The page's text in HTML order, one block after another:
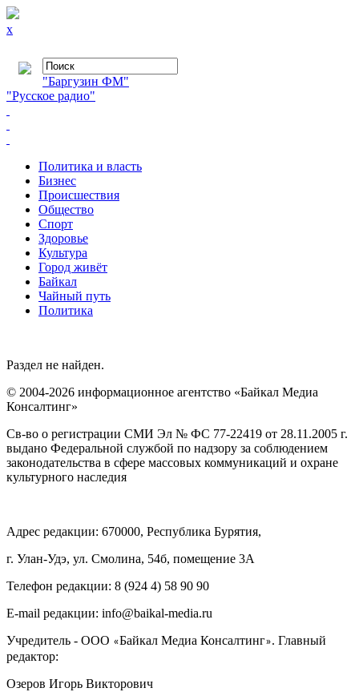
x
"Баргузин ФМ"
"Русское радио"
Политика и власть
Бизнес
Происшествия
Общество
Cпорт
Здоровье
Культура
Город живёт
Байкал
Чайный путь
Политика
Раздел не найден.
© 2004-2026 информационное агентство «Байкал Медиа
Консалтинг»
Св-во о регистрации СМИ Эл № ФС 77-22419 от 28.11.2005 г.
выдано Федеральной службой по надзору за соблюдением
законодательства в сфере массовых коммуникаций и охране
культурного наследия
Адрес редакции: 670000, Республика Бурятия,
г. Улан-Удэ, ул. Смолина, 54б, помещение 3А
Телефон редакции: ‎‎8 (924 4) 58 90 90
E-mail редакции: info@baikal-media.ru
Учредитель - ООО «Байкал Медиа Консалтинг». Главный
редактор:
Озеров Игорь Викторович